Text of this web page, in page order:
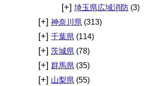
[+] 埼玉県広域消防 (3)
[+] 神奈川県 (313)
[+] 千葉県 (114)
[+] 茨城県 (78)
[+] 群馬県 (35)
[+] 山梨県 (55)